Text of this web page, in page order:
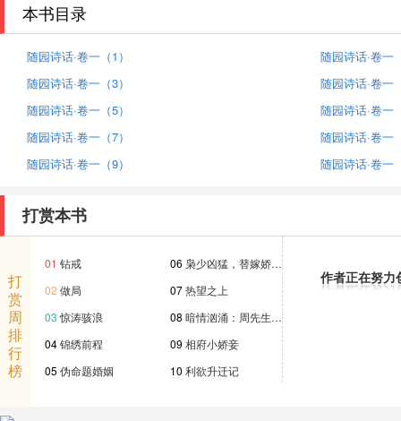
本书目录
随园诗话·卷一（1）
随园诗话·卷一
随园诗话·卷一（3）
随园诗话·卷一
随园诗话·卷一（5）
随园诗话·卷一
随园诗话·卷一（7）
随园诗话·卷一
随园诗话·卷一（9）
随园诗话·卷一
打赏本书
打
赏
周
排
行
榜
01 钻戒
02 做局
03 惊涛骇浪
04锦绣前程
05 伪命题婚姻
06 枭少凶猛，替嫁娇…
07热望之上
08 暗情汹涌：周先生…
09 相府小娇妾
10 利欲升迁记
作者正在努力